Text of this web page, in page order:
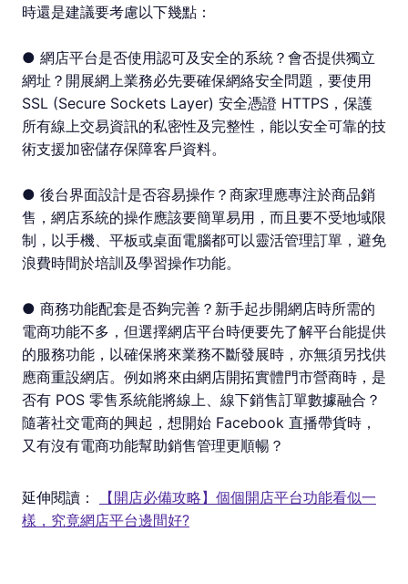
時還是建議要考慮以下幾點：
● 網店平台是否使用認可及安全的系統？會否提供獨立
網址？開展網上業務必先要確保網絡安全問題，要使用
SSL (Secure Sockets Layer) 安全憑證 HTTPS，保護
所有線上交易資訊的私密性及完整性，能以安全可靠的技
術支援加密儲存保障客戶資料。
● 後台界面設計是否容易操作？商家理應專注於商品銷
售，網店系統的操作應該要簡單易用，而且要不受地域限
制，以手機、平板或桌面電腦都可以靈活管理訂單，避免
浪費時間於培訓及學習操作功能。
● 商務功能配套是否夠完善？新手起步開網店時所需的
電商功能不多，但選擇網店平台時便要先了解平台能提供
的服務功能，以確保將來業務不斷發展時，亦無須另找供
應商重設網店。例如將來由網店開拓實體門市營商時，是
否有 POS 零售系統能將線上、線下銷售訂單數據融合？
隨著社交電商的興起，想開始 Facebook 直播帶貨時，
又有沒有電商功能幫助銷售管理更順暢？
延伸閱讀：
【開店必備攻略】個個開店平台功能看似一
樣，究竟網店平台邊間好?